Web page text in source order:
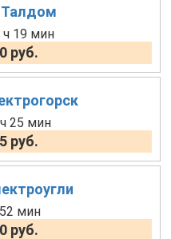
ч 19 мин
руб.
25 мин
руб.
мин
руб.